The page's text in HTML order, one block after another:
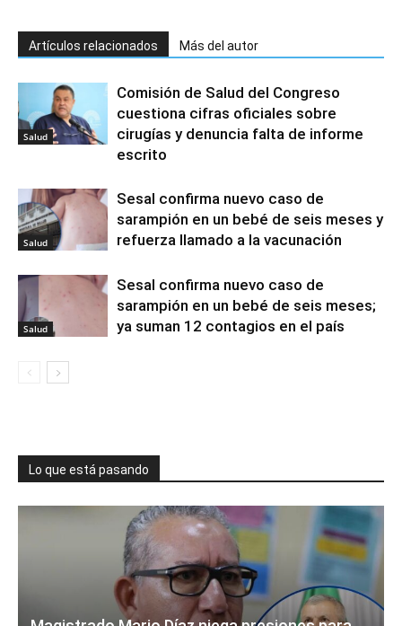
Artículos relacionados Más del autor
Salud
Comisión de Salud del Congreso
cuestiona cifras oficiales sobre
cirugías y denuncia falta de informe
escrito
Salud
Sesal confirma nuevo caso de
sarampión en un bebé de seis meses y
refuerza llamado a la vacunación
Salud
Sesal confirma nuevo caso de
sarampión en un bebé de seis meses;
ya suman 12 contagios en el país
Lo que está pasando